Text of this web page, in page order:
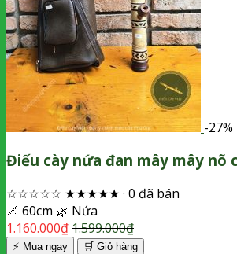
-27%
Điếu cày nứa đan mây mây nõ
☆☆☆☆☆ ★★★★★ · 0 đã bán
📐 60cm 🌿 Nứa
1.160.000₫1.599.000₫
⚡ Mua ngay 🛒 Giỏ hàng